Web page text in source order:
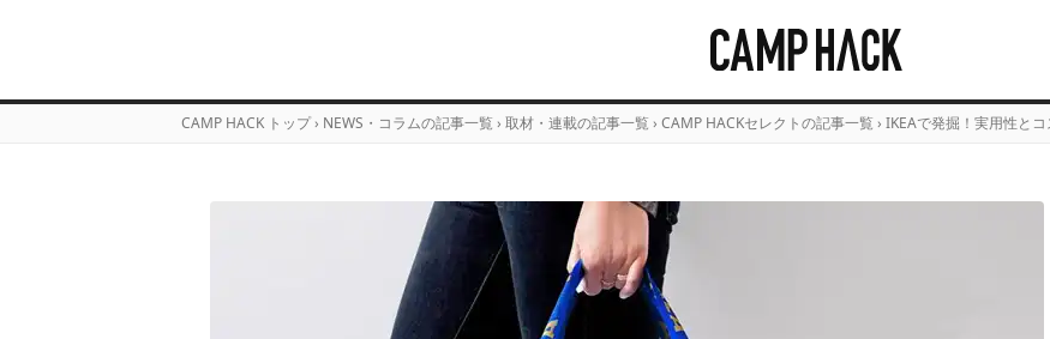
CAMP HACK トップ › NEWS・コラムの記事一覧 › 取材・連載の記事一覧 › CAMP HACKセレクトの記事一覧 › IKEAで発掘！実用性と